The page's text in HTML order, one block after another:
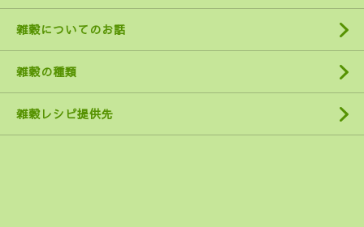
雑穀についてのお話
雑穀の種類
雑穀レシピ提供先